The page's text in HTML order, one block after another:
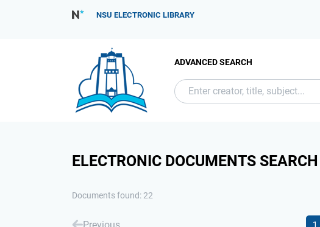
NSU ELECTRONIC LIBRARY
ADVANCED SEARCH
ELECTRONIC DOCUMENTS SEARCH
Documents found: 22
Previous 1